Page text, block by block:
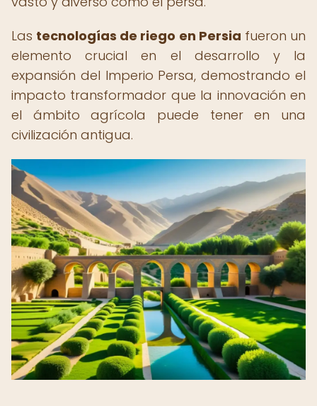
Las tecnologías de riego en Persia fueron un
elemento crucial en el desarrollo y la
expansión del Imperio Persa, demostrando el
impacto transformador que la innovación en
el ámbito agrícola puede tener en una
civilización antigua.